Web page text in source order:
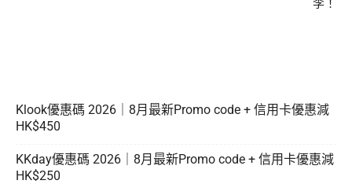
李！
Klook優惠碼 2026｜8月最新Promo code + 信用卡優惠減
HK$450
KKday優惠碼 2026｜8月最新Promo code + 信用卡優惠減
HK$250